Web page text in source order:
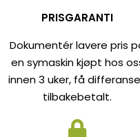
PRISGARANTI
Dokumentér lavere pris
en symaskin kjøpt hos
innen 3 uker, få
tilbakebetalt.